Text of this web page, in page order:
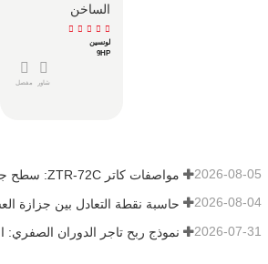
الساخن
لونسين
9HP
مفصل شاور
2026-08-05
2026-08-04
2026-07-31